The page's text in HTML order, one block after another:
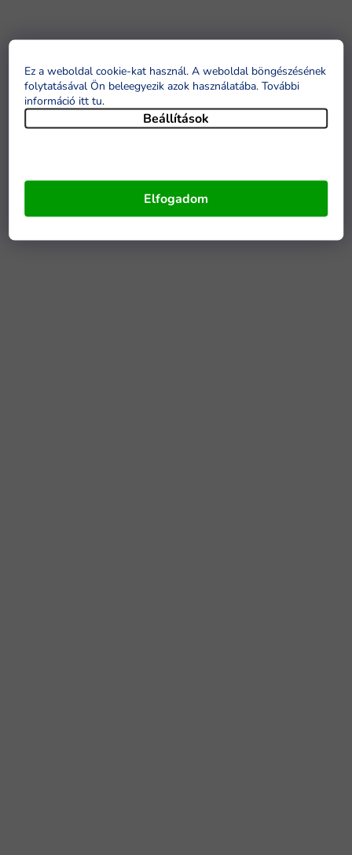
Ez a weboldal cookie-kat használ. A weboldal böngészésének
folytatásával Ön beleegyezik azok használatába. További
információ itt tu.
Beállítások
Elfogadom